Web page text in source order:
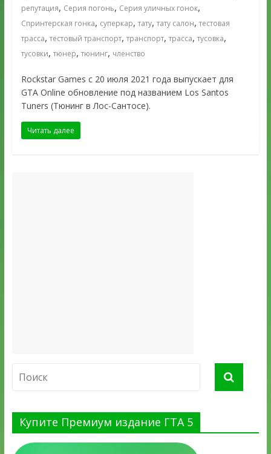
репутация, Серия погонь, Серия уличных гонок,
Спринтерская гонка, суперкар, тату, тату салон, тестовая
трасса, тестовый транспорт, транспорт, трасса, тусовка,
тусовки, тюнер, тюнинг, членство
Rockstar Games с 20 июля 2021 года выпускает для
GTA Online обновление под названием Los Santos
Tuners (Тюнинг в Лос-Сантосе).
Читать далее
Купите Премиум издание ГТА 5